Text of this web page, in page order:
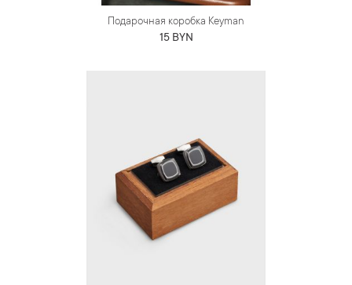
Подарочная коробка Keyman
15 BYN